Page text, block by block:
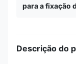
para a fixação
Descrição do